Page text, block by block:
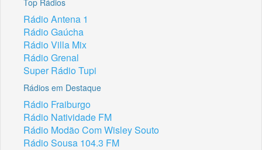
Top Rádios
Rádio Antena 1
Rádio Gaúcha
Rádio Villa Mix
Rádio Grenal
Super Rádio Tupi
Rádios em Destaque
Rádio Fraiburgo
Rádio Natividade FM
Rádio Modão Com Wisley Souto
Rádio Sousa 104.3 FM